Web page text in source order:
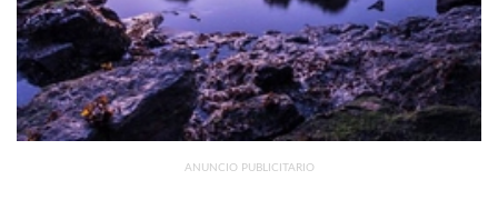
ANUNCIO PUBLICITARIO